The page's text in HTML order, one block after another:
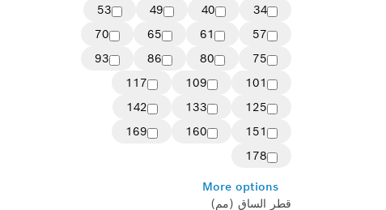
34
40
49
53
57
61
65
70
75
80
86
93
101
109
117
125
133
142
151
160
169
178
More options
قطر الساق (مم)